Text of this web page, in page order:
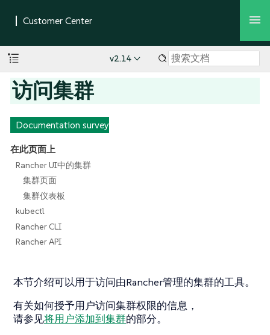
v2.14
访问集群
Documentation survey
在此页面上
Rancher UI中的集群
集群页面
集群仪表板
kubectl
Rancher CLI
Rancher API
本节介绍可以用于访问由Rancher管理的集群的工具。
有关如何授予用户访问集群权限的信息，
请参见将用户添加到集群的部分。